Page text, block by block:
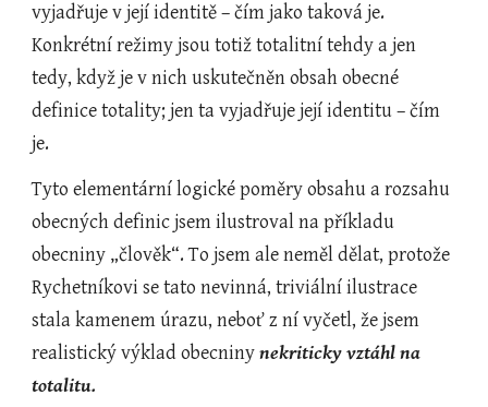
vyjadřuje v její identitě – čím jako taková je.
Konkrétní režimy jsou totiž totalitní tehdy a jen
tedy, když je v nich uskutečněn obsah obecné
definice totality; jen ta vyjadřuje její identitu – čím
je.
Tyto elementární logické poměry obsahu a rozsahu
obecných definic jsem ilustroval na příkladu
obecniny „člověk“. To jsem ale neměl dělat, protože
Rychetníkovi se tato nevinná, triviální ilustrace
stala kamenem úrazu, neboť z ní vyčetl, že jsem
realistický výklad obecniny nekriticky vztáhl na
totalitu.